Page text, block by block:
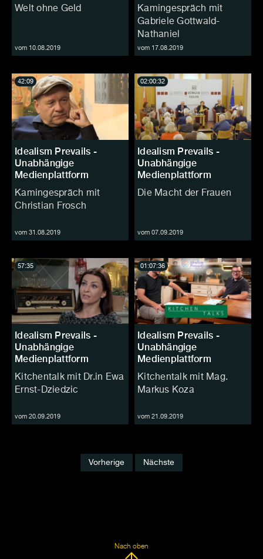
Welt ohne Geld
vom 10.08.2019
Kamingespräch mit
Gabriele Gottwald-
Nathaniel
vom 17.08.2019
Idealism Prevails -
Unabhängige
Medienplattform
Kamingespräch mit
Christian Frosch
vom 31.08.2019
42:09
Idealism Prevails -
Unabhängige
Medienplattform
Die Macht der Frauen
vom 07.09.2019
02:00:32
Idealism Prevails -
Unabhängige
Medienplattform
Kitchentalk mit Dr.in Ewa
Ernst-Dziedzic
vom 20.09.2019
57:35
Idealism Prevails -
Unabhängige
Medienplattform
Kitchentalk mit Mag.
Markus Koza
vom 21.09.2019
01:07:36
Vorherige Nächste
Nach oben